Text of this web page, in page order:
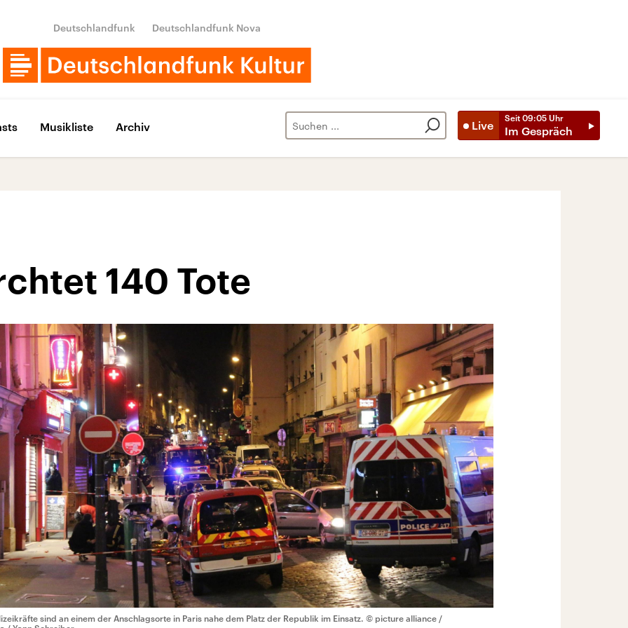
Deutschlandfunk Deutschlandfunk Nova
Live
Seit 09:05 Uhr
Im Gespräch
Musikliste Archiv
140 Tote
sind an einem der Anschlagsorte in Paris nahe dem Platz der Republik im Einsatz. © picture alliance /